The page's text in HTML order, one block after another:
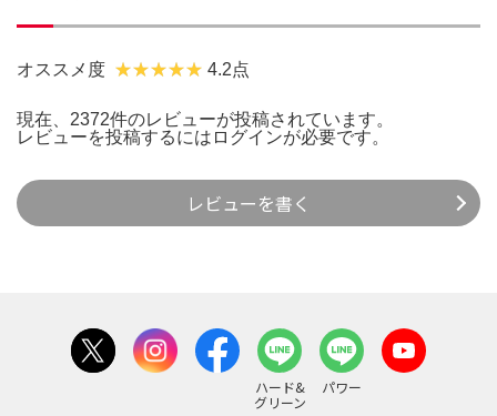
オススメ度 4.2点
現在、2372件のレビューが投稿されています。
レビューを投稿するには ログインが必要です。
レビューを書く
ハード&
グリーン
パワー